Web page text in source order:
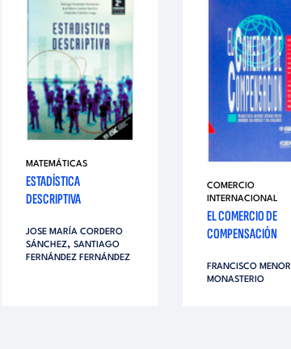
MATEMÁTICAS
ESTADÍSTICA
DESCRIPTIVA
JOSE MARÍA CORDERO
SÁNCHEZ,SANTIAGO
FERNÁNDEZ FERNÁNDEZ
COMERCIO
INTERNACIONAL
EL COMERCIO DE
COMPENSACIÓN
FRANCISCO MENOR
MONASTERIO